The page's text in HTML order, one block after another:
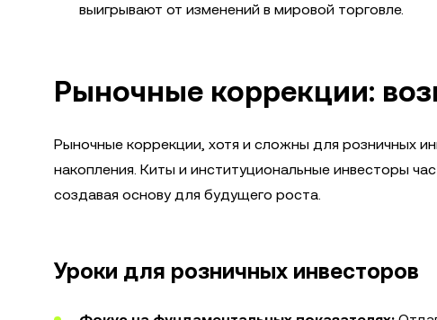
выигрывают от изменений в мировой торговле.
Рыночные коррекции:
Рыночные коррекции, хотя и сложны для розничных
накопления. Киты и институциональные инвесторы
создавая основу для будущего роста.
Уроки для розничных инвесторов